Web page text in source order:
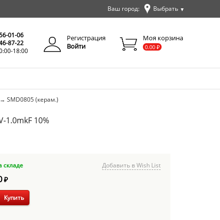
Ваш город: Выбрать ▼
01-06
87-22
18:00
Регистрация
Войти
Моя корзина
0.00 ₽
→ SMD0805 (керам.)
1.0mkF 10%
складе
Добавить в Wish List
₽
Купить